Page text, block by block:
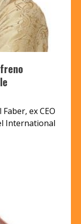
ex CEO
International